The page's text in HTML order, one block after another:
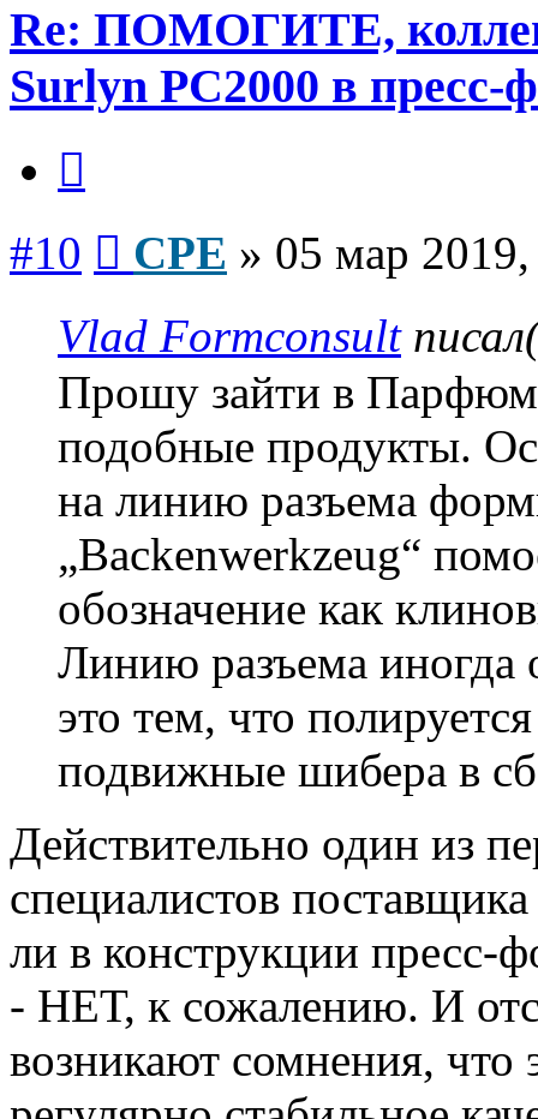
Re: ПОМОГИТЕ,
Surlyn PC2000 в пресс-
#10 CPE » 05 мар
Vlad Formconsult
Прошу зайти в
подобные продукты.
на линию разъема
„Backenwerkzeug“
обозначение как
Линию разъема иногда
это тем, что
подвижные шибера в
Действительно один из
специалистов
ли в конструкции
- НЕТ, к сожалению. И
возникают сомнения, что